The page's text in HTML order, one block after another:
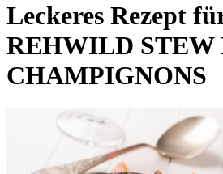
Leckeres Rezept
REHWILD
CHAMPIGNONS